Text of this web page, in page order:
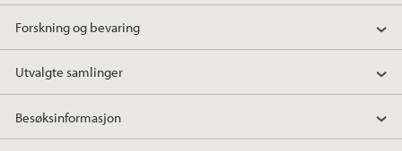
2018
2017
Forskning og bevaring
Utvalgte samlinger
Besøksinformasjon